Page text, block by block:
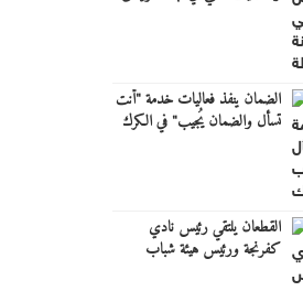
الضمان ينفذ فعاليات خدمة "أنت
تسأل والضمان يُجيب" في الكرك
القطعان يلتقي رئيس نادي
كفرنجة ورئيس هيئة شباب